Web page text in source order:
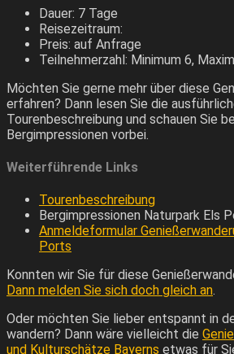
Dauer: 7 Tage
Reisezeitraum:
Preis: auf Anfrage
Teilnehmerzahl: Minimum 6,
Möchten Sie gerne mehr über diese
erfahren? Dann lesen Sie die
Tourenbeschreibung und schauen Sie
Bergimpressionen vorbei.
Weiterführende Links
Tourenbeschreibung
Bergimpressionen Naturpark Els
Anmeldeformular
Ports
Konnten wir Sie für diese
Dann melden Sie sich doch gleich an.
Oder möchten Sie lieber entspannt in
wandern? Dann wäre vielleicht die
und Kulturschätze Bayerns etwas für